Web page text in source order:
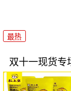
最热
双十一现货专